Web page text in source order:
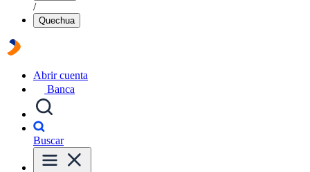
/
Quechua
Abrir cuenta
Banca
Buscar